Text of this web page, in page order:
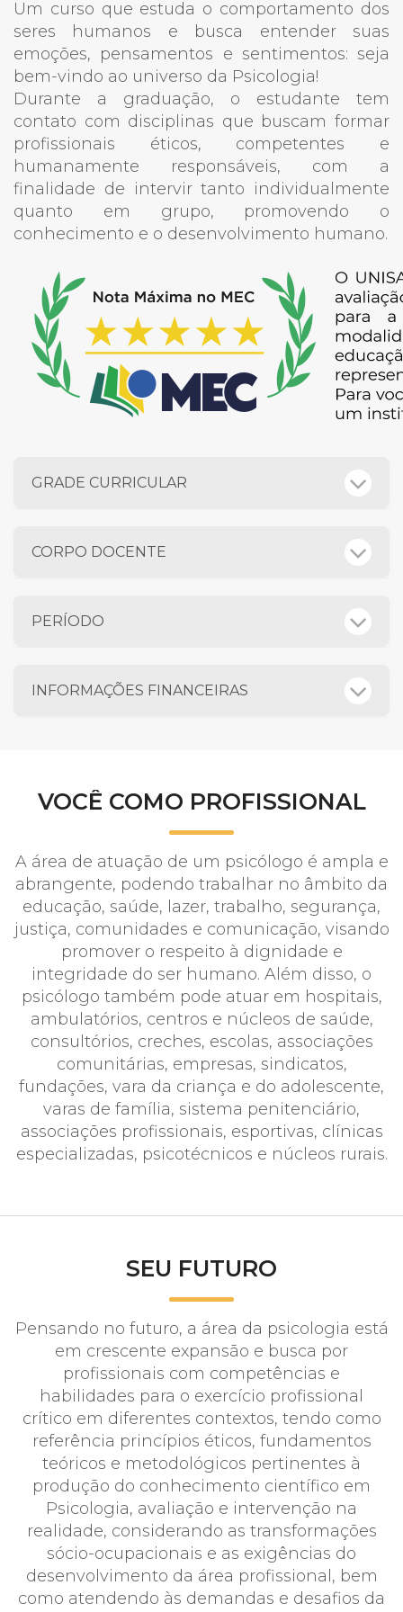
Um curso que estuda o comportamento dos
seres humanos e busca entender suas
emoções, pensamentos e sentimentos: seja
bem-vindo ao universo da Psicologia!
Durante a graduação, o estudante tem
contato com disciplinas que buscam formar
profissionais éticos, competentes e
humanamente responsáveis, com a
finalidade de intervir tanto individualmente
quanto em grupo, promovendo o
conhecimento e o desenvolvimento humano.
GRADE CURRICULAR
CORPO DOCENTE
PERÍODO
INFORMAÇÕES FINANCEIRAS
VOCÊ COMO PROFISSIONAL
A área de atuação de um psicólogo é ampla e
abrangente, podendo trabalhar no âmbito da
educação, saúde, lazer, trabalho, segurança,
justiça, comunidades e comunicação, visando
promover o respeito à dignidade e
integridade do ser humano. Além disso, o
psicólogo também pode atuar em hospitais,
ambulatórios, centros e núcleos de saúde,
consultórios, creches, escolas, associações
comunitárias, empresas, sindicatos,
fundações, vara da criança e do adolescente,
varas de família, sistema penitenciário,
associações profissionais, esportivas, clínicas
especializadas, psicotécnicos e núcleos rurais.
SEU FUTURO
Pensando no futuro, a área da psicologia está
em crescente expansão e busca por
profissionais com competências e
habilidades para o exercício profissional
crítico em diferentes contextos, tendo como
referência princípios éticos, fundamentos
teóricos e metodológicos pertinentes à
produção do conhecimento científico em
Psicologia, avaliação e intervenção na
realidade, considerando as transformações
sócio-ocupacionais e as exigências do
desenvolvimento da área profissional, bem
como atendendo às demandas e desafios da